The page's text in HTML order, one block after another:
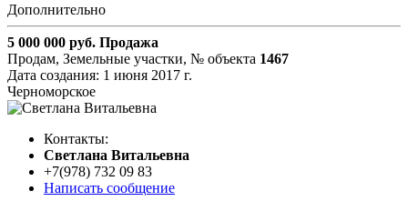
Дополнительно
5 000 000 руб. Продажа
Продам, Земельные участки, № объекта 1467
Дата создания: 1 июня 2017 г.
Черноморское
Контакты:
Cветлана Витальевна
+7(978) 732 09 83
Написать сообщение